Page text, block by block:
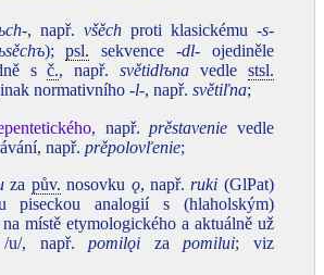
, např. všěchproti klasickému ‑s‑
);psl. sekvence ‑dl‑ojediněle
sč., např.světidlъna vedle stsl.
normativního ‑l‑, např. světiľna;
, např.prěstavenie vedle
např. prěpolovľenie;
za pův. nosovku ǫ, např.ruki (GlPat)
piseckou analogií s (hlaholským)
místě etymologického a aktuálně už
/u/, např.pomilǫi zapomilui; viz